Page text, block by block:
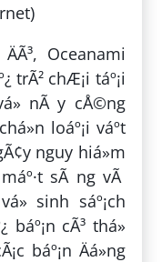
ÄÃ³, Oceanami
trÃ² chÆ¡i táº¡i
nÃ y cÅ©ng
loáº¡i váº­t
nguy hiá»m
sÃ ng vÃ
vá» sinh sáº¡ch
cÃ³ thá»
báº¡n Äá»ng